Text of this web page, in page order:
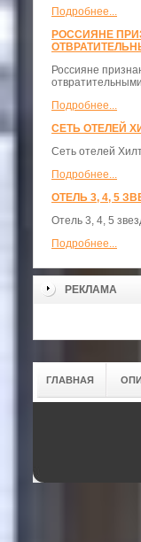
Подробнее...
РОССИЯНЕ
Россияне
Подробнее...
СЕТЬ ОТЕЛЕЙ
Сеть отелей
Подробнее...
ОТЕЛЬ 3, 4, 5
Отель 3, 4, 5
Подробнее...
РЕКЛАМА
ГЛАВНАЯ